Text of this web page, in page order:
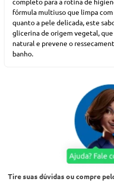
fórmula multiuso que limpa
quanto a pele delicada, este
glicerina de origem vegetal,
natural e prevene o
banho.
Tire suas dúvidas ou compre